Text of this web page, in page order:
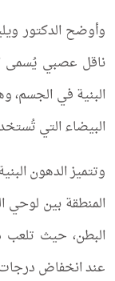
وأوضح الدكتور
ناقل عصبي يُسمى
البنية في
البيضاء التي
وتتميز الدهون
المنطقة بين
البطن، حيث تلعب
عند انخفاض درجات